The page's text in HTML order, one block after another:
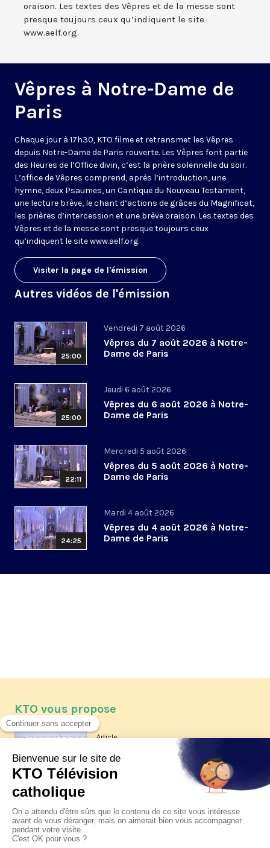
oraison. Les textes des Vêpres et de la messe sont
presque toujours ceux qu’indiquent le site
www.aelf.org.
Vêpres à Notre-Dame de
Paris
Chaque jour à 17h30, KTO filme et retransmet les Vêpres
depuis Notre-Dame de Paris rouverte. Les Vêpres font partie
des Heures de l’Office divin, c’est la prière solennelle du soir.
L’office de Vêpres comprend, après l’introduction, une
hymne, deux Psaumes, un Cantique du Nouveau Testament,
une lecture brève, le chant d’actions de grâces du Magnificat,
les prières d’intercession et une brève oraison. Les textes des
Vêpres et de la messe sont presque toujours ceux
qu’indiquent le sitewww.aelf.org.
Visiter la page de l'émission
Autres vidéos de l'émission
25:00
Vendredi 7 août 2026
Vêpres du 7 août 2026 à Notre-
Dame de Paris
25:00
Jeudi 6 août 2026
Vêpres du 6 août 2026 à Notre-
Dame de Paris
22:11
Mercredi 5 août 2026
Vêpres du 5 août 2026 à Notre-
Dame de Paris
24:25
Mardi 4 août 2026
Vêpres du 4 août 2026 à Notre-
Dame de Paris
KTO vous propose
Article
Les reportages d'été 2026 de KTO
La visite pastorale du pape Léon
XIV à Assise à suivre sur KTO le
jeudi 6 août